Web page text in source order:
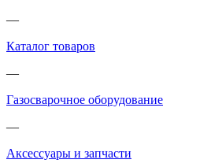
—
Каталог товаров
—
Газосварочное оборудование
—
Аксессуары и запчасти